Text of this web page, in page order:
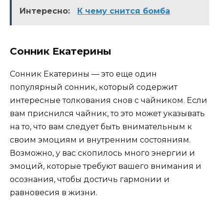
Интересно: К чему снится бомба
Сонник Екатерины
Сонник Екатерины — это еще один
популярный сонник, который содержит
интересные толкования снов с чайником. Если
вам приснился чайник, то это может указывать
на то, что вам следует быть внимательным к
своим эмоциям и внутренним состояниям.
Возможно, у вас скопилось много энергии и
эмоций, которые требуют вашего внимания и
осознания, чтобы достичь гармонии и
равновесия в жизни.